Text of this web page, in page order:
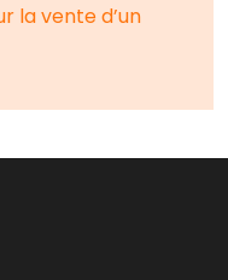
la vente d’un